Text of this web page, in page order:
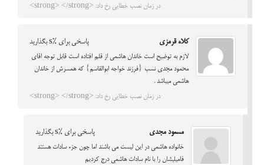
در زمان نصب خطایی رخ داد: <strong> </strong>
کلاه قرمزی پاسخی برای %s بگذارید
لازم به توضیح است خاندان هاشمی از قلم افتاده است قابل توجه اقای
محمود مجدی نسب {فرزند خواجه ابوالقاسم} که همسرش از خاندان
هاشمی میباشد .
در زمان نصب خطایی رخ داد: <strong> </strong>
مسعود مجدی پاسخی برای %s بگذارید
خانواده هاشمی در این لیست می باشند اما چون جزء سادات هستند
فامیلیشان را با نام سادات هاشمی درج کردیم